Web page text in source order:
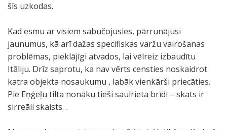
šīs uzkodas.
Kad esmu ar visiem sabučojusies, pārrunājusi
jaunumus, kā arī dažas specifiskas varžu vairošanas
problēmas, pieklājīgi atvados, lai vēlreiz izbaudītu
Itāliju. Drīz saprotu, ka nav vērts censties noskaidrot
katra objekta nosaukumu , labāk vienkārši priecāties.
Pie Eņģeļu tilta nonāku tieši saulrieta brīdī – skats ir
sirreāli skaists…